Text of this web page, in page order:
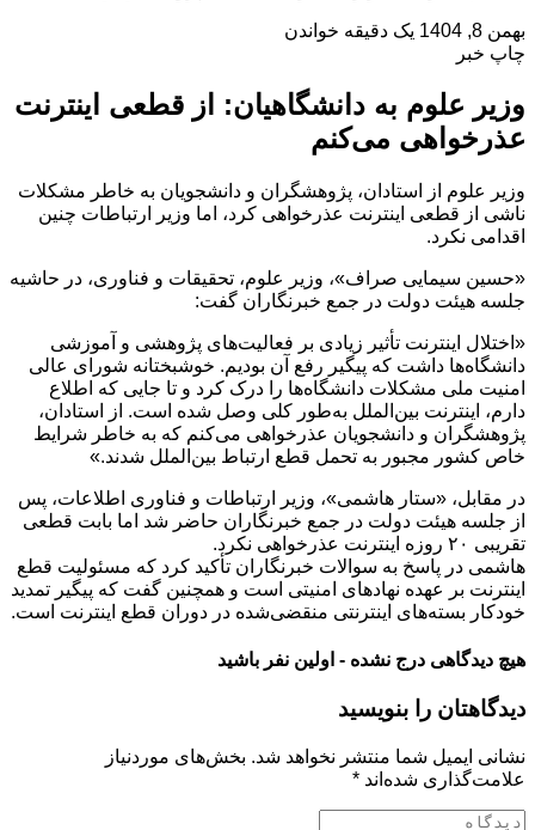
بهمن 8, 1404
یک دقیقه خواندن
چاپ خبر
وزیر علوم به دانشگاهیان: از قطعی اینترنت
عذرخواهی می‌کنم
وزیر علوم از استادان، پژوهشگران و دانشجویان به خاطر مشکلات
ناشی از قطعی اینترنت عذرخواهی کرد، اما وزیر ارتباطات چنین
اقدامی نکرد.
«حسین سیمایی صراف»، وزیر علوم، تحقیقات و فناوری، در حاشیه
جلسه هیئت دولت در جمع خبرنگاران گفت:
«اختلال اینترنت تأثیر زیادی بر فعالیت‌های پژوهشی و آموزشی
دانشگاه‌ها داشت که پیگیر رفع آن بودیم. خوشبختانه شورای عالی
امنیت ملی مشکلات دانشگاه‌ها را درک کرد و تا جایی که اطلاع
دارم، اینترنت بین‌الملل به‌طور کلی وصل شده است. از استادان،
پژوهشگران و دانشجویان عذرخواهی می‌کنم که به خاطر شرایط
خاص کشور مجبور به تحمل قطع ارتباط بین‌الملل شدند.»
در مقابل، «ستار هاشمی»، وزیر ارتباطات و فناوری اطلاعات، پس
از جلسه هیئت دولت در جمع خبرنگاران حاضر شد اما بابت قطعی
تقریبی ۲۰ روزه اینترنت عذرخواهی نکرد.
هاشمی در پاسخ به سوالات خبرنگاران تأکید کرد که مسئولیت قطع
اینترنت بر عهده نهادهای امنیتی است و همچنین گفت که پیگیر تمدید
خودکار بسته‌های اینترنتی منقضی‌شده در دوران قطع اینترنت است.
هیچ دیدگاهی درج نشده - اولین نفر باشید
دیدگاهتان را بنویسید
نشانی ایمیل شما منتشر نخواهد شد. بخش‌های موردنیاز
علامت‌گذاری شده‌اند *